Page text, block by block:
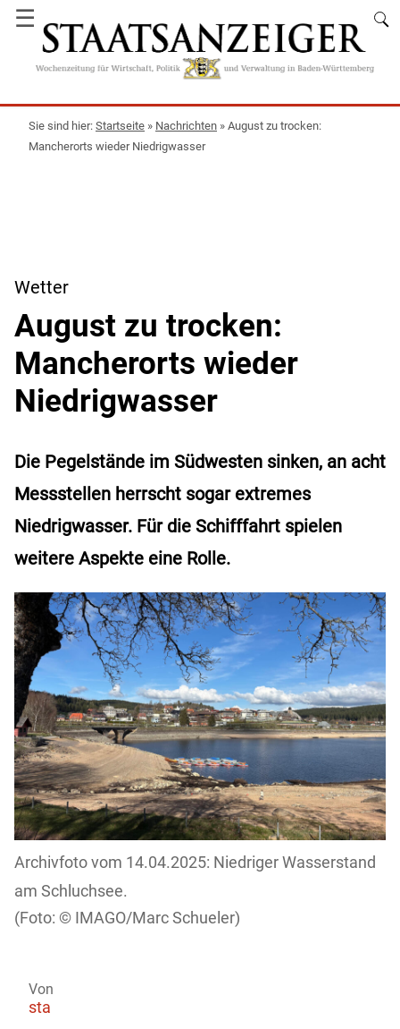
☰
Startseite » Nachrichten » August zu trocken:
Mancherorts wieder Niedrigwasser
Wetter
August zu trocken:
Mancherorts wieder
Niedrigwasser
Die Pegelstände im Südwesten sinken, an acht
Messstellen herrscht sogar extremes
Niedrigwasser. Für die Schifffahrt spielen
weitere Aspekte eine Rolle.
Archivfoto vom 14.04.2025: Niedriger Wasserstand
am Schluchsee.
IMAGO/Marc Schueler)
Von
sta